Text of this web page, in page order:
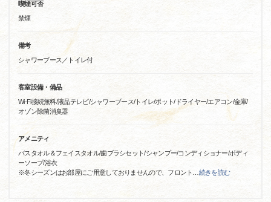
喫煙可否
禁煙
備考
シャワーブース／トイレ付
客室設備・備品
Wi-Fi接続無料/液晶テレビ/シャワーブース/トイレ/ポット/ドライヤー/エアコン/金庫/
オゾン除菌消臭器
アメニティ
バスタオル＆フェイスタオル/歯ブラシセット/シャンプー/コンディショナー/ボディ
ーソープ/浴衣
※冬シーズンはお部屋にご用意しておりませんので、フロント
続きを読む